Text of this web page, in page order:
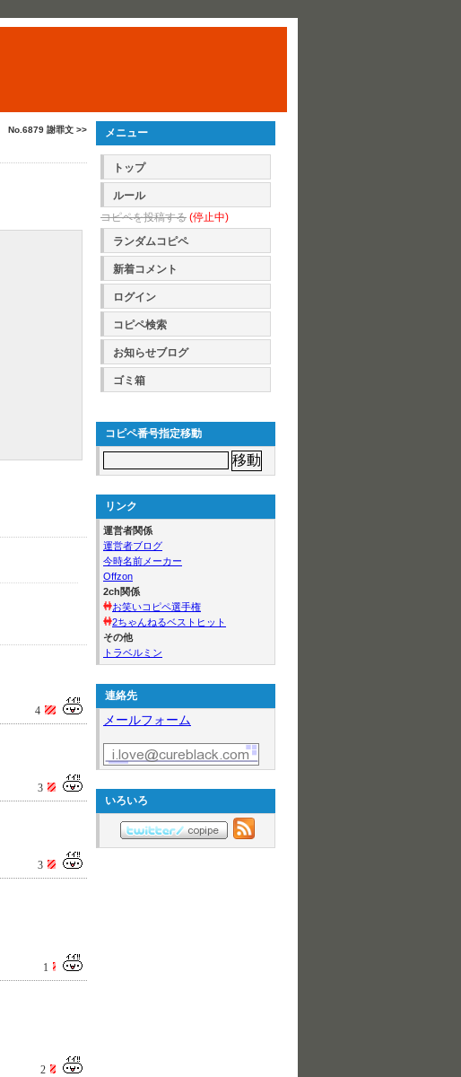
No.6879 謝罪文 >>
4
3
3
1
2
メニュー
トップ
ルール
コピペを投稿する (停止中)
ランダムコピペ
新着コメント
ログイン
コピペ検索
お知らせブログ
ゴミ箱
コピペ番号指定移動
リンク
運営者関係
運営者ブログ
今時名前メーカー
Offzon
2ch関係
お笑いコピペ選手権
2ちゃんねるベストヒット
その他
トラベルミン
連絡先
メールフォーム
いろいろ